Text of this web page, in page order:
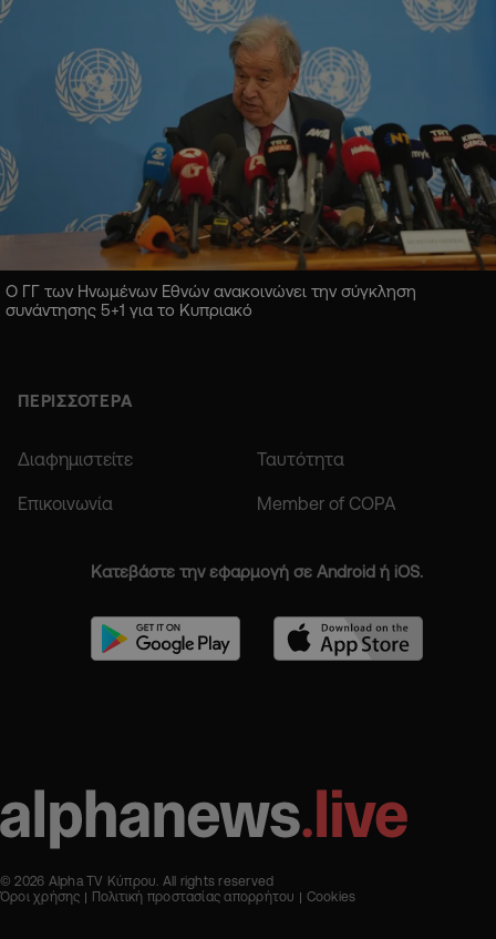
Ο ΓΓ των Ηνωμένων Εθνών ανακοινώνει την σύγκληση
συνάντησης 5+1 για το Κυπριακό
ΠΕΡΙΣΣΟΤΕΡΑ
Διαφημιστείτε Ταυτότητα
Επικοινωνία Member of COPA
Κατεβάστε την εφαρμογή σε Android ή iOS.
© 2026 Alpha TV Κύπρου. All rights reserved
Όροι χρήσης
Πολιτική προστασίας απορρήτου Cookies